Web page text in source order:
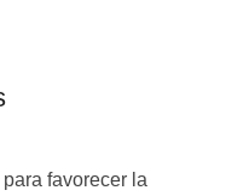
favorecer la